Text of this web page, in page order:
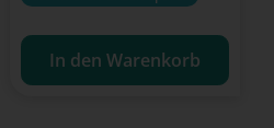
In den Warenkorb